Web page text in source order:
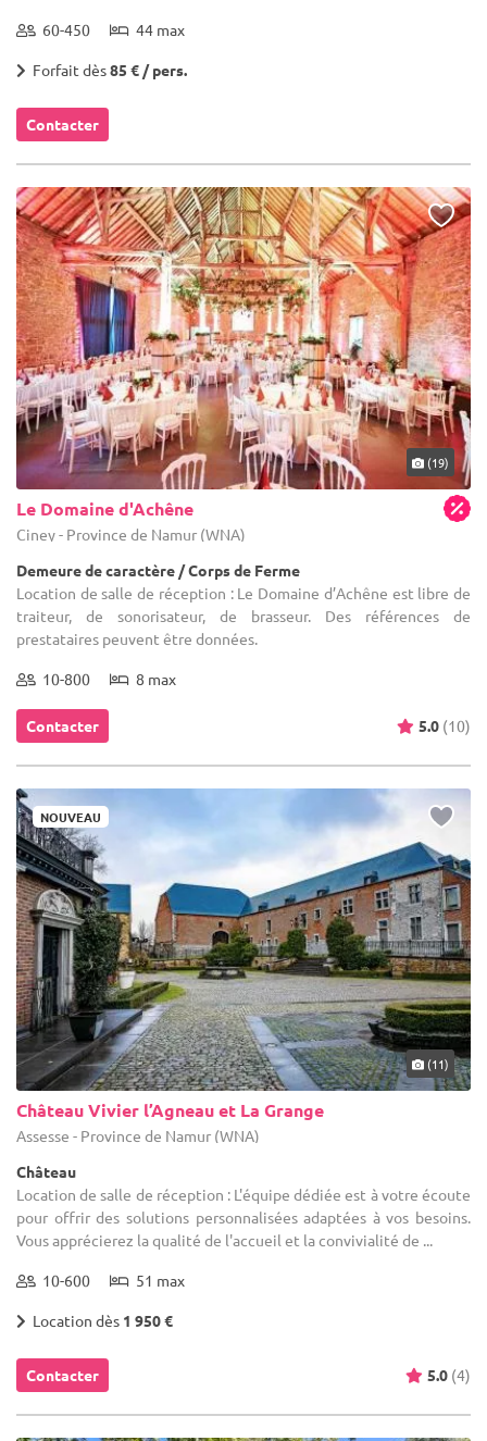
60-450 44 max
Forfait dès85 € / pers.
Contacter
(19)
Le Domaine d'Achêne
Ciney - Province de Namur (WNA)
Demeure de caractère / Corps de Ferme
Location de salle de réception : Le Domaine d’Achêne est libre de
traiteur, de sonorisateur, de brasseur. Des références de
prestataires peuvent être données.
10-800 8 max
Contacter 5.0 (10)
NOUVEAU
(11)
Château Vivier l’Agneau et La Grange
Assesse - Province de Namur (WNA)
Château
Location de salle de réception : L'équipe dédiée est à votre écoute
pour offrir des solutions personnalisées adaptées à vos besoins.
Vous apprécierez la qualité de l'accueil et la convivialité de ...
10-600 51 max
Location dès 1 950 €
Contacter 5.0 (4)